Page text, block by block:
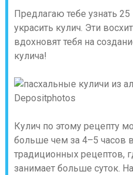
Предлагаю тебе узнать
украсить кулич. Эти
вдохновят тебя на
кулича!
Depositphotos
Кулич по этому рецепту
больше чем за 4–5 часов
традиционных рецептов,
занимает больше суток.